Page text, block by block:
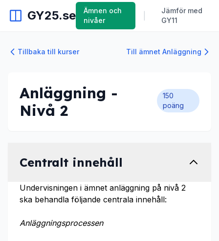
GY25.se
Ämnen och
nivåer
Jämför med
GY11
Tillbaka till kurser Till ämnet Anläggning
Anläggning -
Nivå 2
150
poäng
Centralt innehåll
Undervisningen i ämnet anläggning på nivå 2
ska behandla följande centrala innehåll:
Anläggningsprocessen